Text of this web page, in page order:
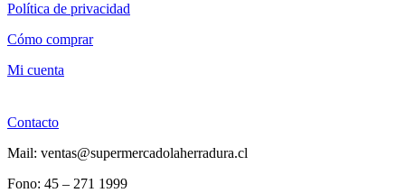
Política de privacidad
Cómo comprar
Mi cuenta
Contacto
Mail: ventas@supermercadolaherradura.cl
Fono: 45 – 271 1999